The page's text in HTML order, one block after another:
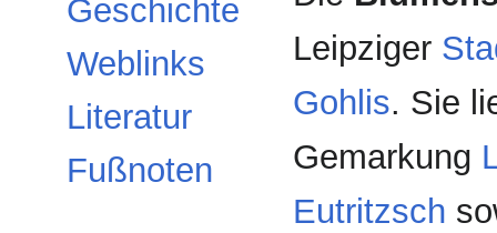
Geschichte
Weblinks
Literatur
Fußnoten
Leipziger
Gohlis. Sie
Gemarkung
Eutritzsch